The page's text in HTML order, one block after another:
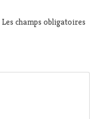
Les champs obligatoires